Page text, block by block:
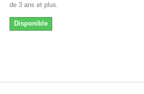
de 3 ans et plus.
Disponible